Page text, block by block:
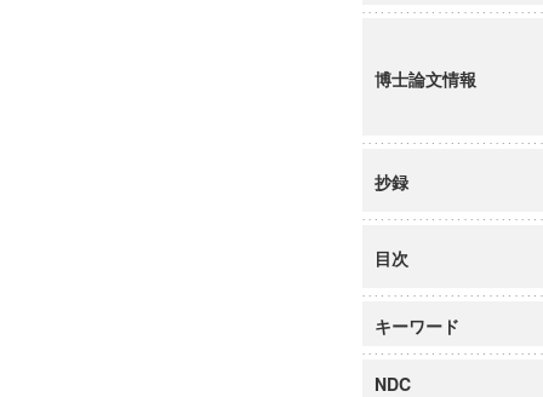
博士論文情報
抄録
目次
キーワード
NDC